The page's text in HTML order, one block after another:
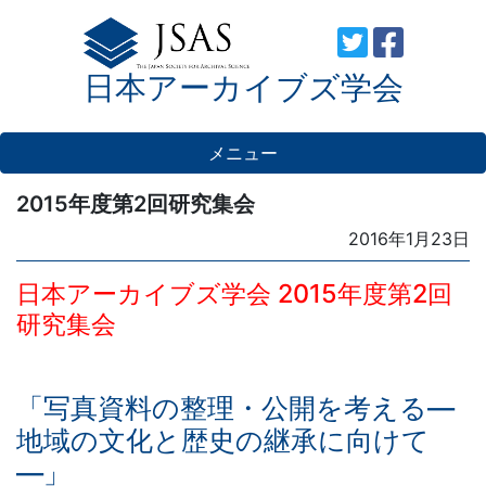
日本アーカイブズ学会
メニュー
2015年度第2回研究集会
Posted
on
2016年1月23日
日本アーカイブズ学会 2015年度第2回
研究集会
「写真資料の整理・公開を考える―
地域の文化と歴史の継承に向けて
―」